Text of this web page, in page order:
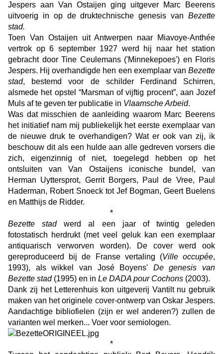
Jespers aan Van Ostaijen ging uitgever Marc Beerens
uitvoerig in op de druktechnische genesis van Bezette
stad.
Toen Van Ostaijen uit Antwerpen naar Miavoye-Anthée
vertrok op 6 september 1927 werd hij naar het station
gebracht door Tine Ceulemans ('Minnekepoes') en Floris
Jespers. Hij overhandigde hen een exemplaar van Bezette
stad, bestemd voor de schilder Ferdinand Schirren,
alsmede het opstel “Marsman of vijftig procent”, aan Jozef
Muls af te geven ter publicatie in Vlaamsche Arbeid.
Was dat misschien de aanleiding waarom Marc Beerens
het initiatief nam mij publiekelijk het eerste exemplaar van
de nieuwe druk te overhandigen? Wat er ook van zij, ik
beschouw dit als een hulde aan alle gedreven vorsers die
zich, eigenzinnig of niet, toegelegd hebben op het
ontsluiten van Van Ostaijens iconische bundel, van
Herman Uyttersprot, Gerrit Borgers, Paul de Vree, Paul
Haderman, Robert Snoeck tot Jef Bogman, Geert Buelens
en Matthijs de Ridder.
*
Bezette stadwerd al een jaar of twintig geleden
fotostatisch herdrukt (met veel geluk kan een exemplaar
antiquarisch verworven worden). De cover werd ook
gereproduceerd bij de Franse vertaling (Ville occupée,
1993), als wikkel van José Boyens' De genesis van
Bezette stad(1995) en in Le DADA pour Cochons (2003).
Dank zij het Letterenhuis kon uitgeverij Vantilt nu gebruik
maken van het originele cover-ontwerp van Oskar Jespers.
Aandachtige bibliofielen (zijn er wel anderen?) zullen de
varianten wel merken... Voer voor semiologen.
*